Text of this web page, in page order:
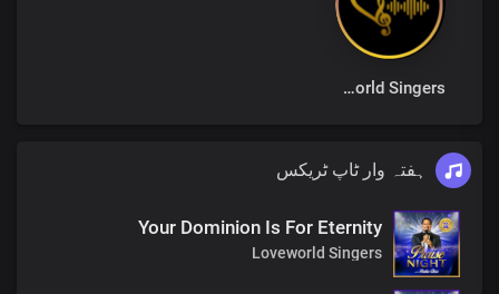
Loveworld Singers
ہفتہ وار ٹاپ ٹریکس
Your Dominion Is For Eternity
Loveworld Singers